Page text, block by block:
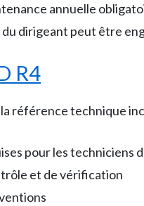
annuelle
dirigeant peut être
R4
référence technique
pour les techniciens
et de vérification